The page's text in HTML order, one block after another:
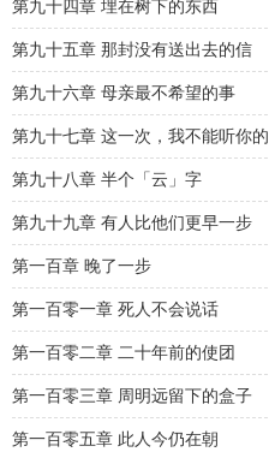
第九十四章 埋在树下的东西
第九十五章 那封没有送出去的信
第九十六章 母亲最不希望的事
第九十七章 这一次，我不能听你的
第九十八章 半个「云」字
第九十九章 有人比他们更早一步
第一百章 晚了一步
第一百零一章 死人不会说话
第一百零二章 二十年前的使团
第一百零三章 周明远留下的盒子
第一百零五章 此人今仍在朝